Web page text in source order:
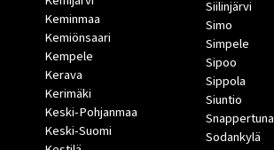
Keminmaa
Kemiönsaari
Kempele
Kerava
Kerimäki
Keski-Pohjanmaa
Keski-Suomi
Siilinjärvi
Simo
Simpele
Sipoo
Sippola
Siuntio
Snappertuna
Sodankylä